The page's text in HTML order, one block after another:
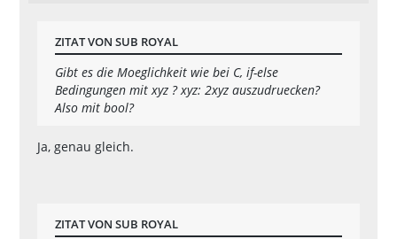
ZITAT VON SUB ROYAL
Gibt es die Moeglichkeit wie bei C, if-else
Bedingungen mit xyz ? xyz: 2xyz auszudruecken?
Also mit bool?
Ja, genau gleich.
ZITAT VON SUB ROYAL